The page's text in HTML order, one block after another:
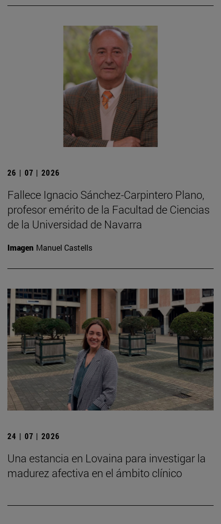
26 | 07 | 2026
Fallece Ignacio Sánchez-Carpintero Plano,
profesor emérito de la Facultad de Ciencias
de la Universidad de Navarra
Imagen Manuel Castells
24 | 07 | 2026
Una estancia en Lovaina para investigar la
madurez afectiva en el ámbito clínico